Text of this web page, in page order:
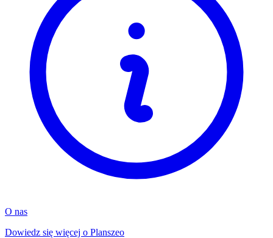
O nas
Dowiedz się więcej o Planszeo